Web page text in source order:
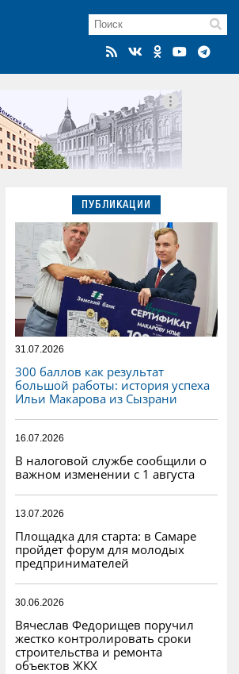
ПУБЛИКАЦИИ
31.07.2026
300 баллов как результат
большой работы: история успеха
Ильи Макарова из Сызрани
16.07.2026
В налоговой службе сообщили о
важном изменении с 1 августа
13.07.2026
Площадка для старта: в Самаре
пройдет форум для молодых
предпринимателей
30.06.2026
Вячеслав Федорищев поручил
жестко контролировать сроки
строительства и ремонта
объектов ЖКХ